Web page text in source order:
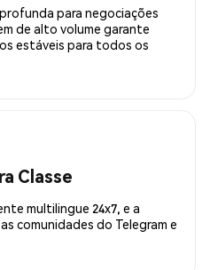
para negociações
de alto volume garante
estáveis para todos os
Classe
multilingue 24x7, e a
comunidades do Telegram e